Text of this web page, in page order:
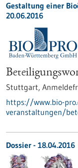
Gestaltung einer
20.06.2016
Stuttgart,
https://www.bio-
veranstaltungen/
Dossier - 18.04.2016